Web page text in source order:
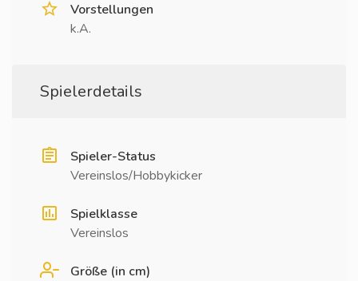
Vorstellungen
k.A.
Spielerdetails
Spieler-Status
Vereinslos/Hobbykicker
Spielklasse
Vereinslos
Größe (in cm)